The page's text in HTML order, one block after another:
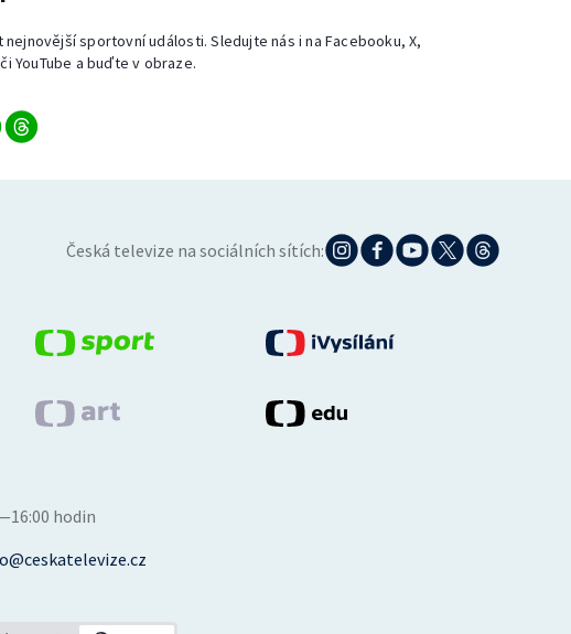
sportovní události. Sledujte nás i na Facebooku, X,
YouTube a buďte v obraze.
Česká televize na sociálních sítích:
hodin